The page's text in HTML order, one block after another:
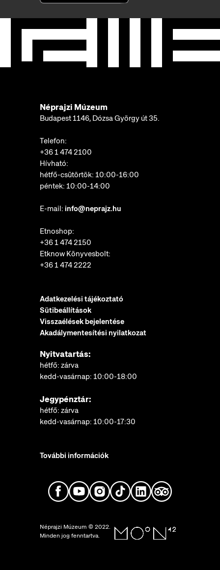
Néprajzi Múzeum
Budapest 1146, Dózsa György út 35.
Telefon:
+36 1 474 2100
Hívható:
hétfő-csütörtök: 10:00-16:00
péntek: 10:00-14:00
E-mail: info@neprajz.hu
Etnoshop:
+36 1 474 2150
Etknow Könyvesbolt:
+36 1 474 2222
Adatkezelési tájékoztató
Sütibeállítások
Visszaélések bejelentése
Akadálymentesítési nyilatkozat
Nyitvatartás:
hétfő: zárva
kedd-vasárnap: 10:00-18:00
Jegypénztár:
hétfő: zárva
kedd-vasárnap: 10:00-17:30
További információk
Néprajzi Múzeum © 2022.
Minden jog fenntartva.